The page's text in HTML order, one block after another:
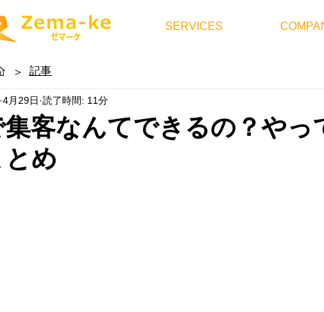
SERVICES
客なんてできるの？やっ
め
4月29日 読了時間: 11分
> 記事